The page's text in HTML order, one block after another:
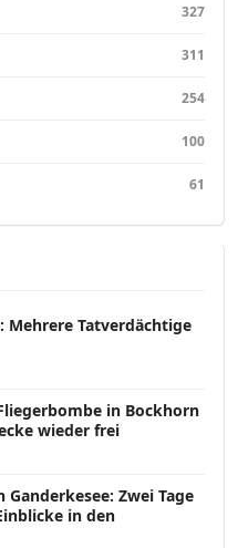
327
311
254
100
61
Mehrere Tatverdächtige
in Bockhorn
wieder frei
Zwei Tage
in den